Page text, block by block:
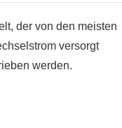
der von den meisten
versorgt
werden.